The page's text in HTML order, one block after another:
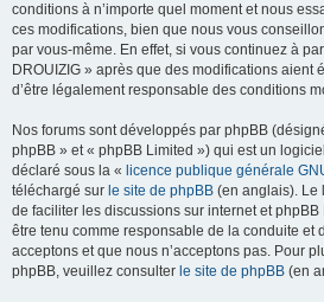
conditions à n’importe quel moment et nous
ces modifications, bien que nous vous
par vous-même. En effet, si vous continuez à
DROUIZIG » après que des modifications aient
d’être légalement responsable des conditions
Nos forums sont développés par phpBB
phpBB » et « phpBB Limited ») qui est un
déclaré sous la « licence publique générale
téléchargé sur le site de phpBB (en anglais). Le
de faciliter les discussions sur internet et
être tenu comme responsable de la conduite et
acceptons et que nous n’acceptons pas. Pour
phpBB, veuillez consulter le site de phpBB (en